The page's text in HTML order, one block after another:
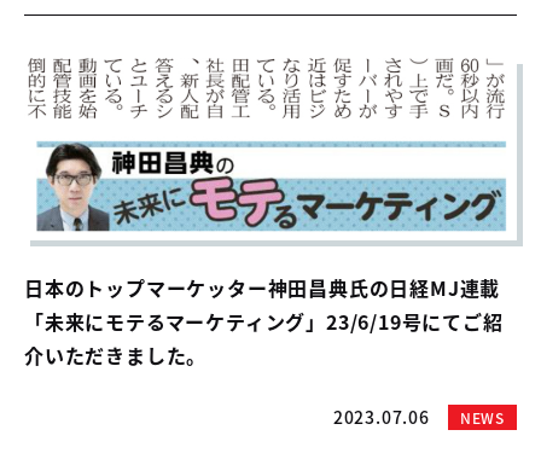
日本のトップマーケッター神田昌典氏の日経MJ連載
「未来にモテるマーケティング」23/6/19号にてご紹
介いただきました。
2023.07.06 NEWS